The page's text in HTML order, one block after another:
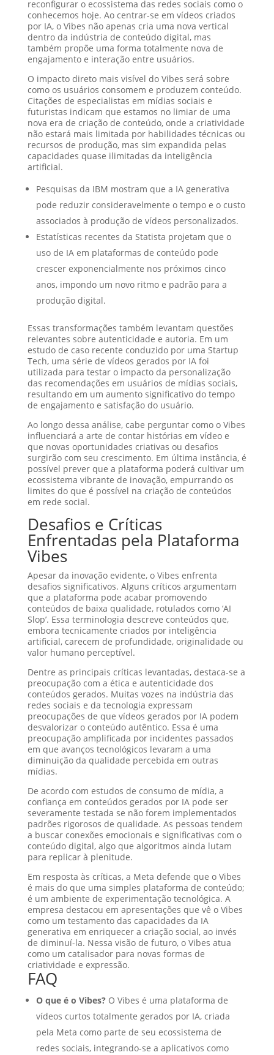
reconfigurar o ecossistema das redes sociais como o
conhecemos hoje. Ao centrar-se em vídeos criados
por IA, o Vibes não apenas cria uma nova vertical
dentro da indústria de conteúdo digital, mas
também propõe uma forma totalmente nova de
engajamento e interação entre usuários.
O impacto direto mais visível do Vibes será sobre
como os usuários consomem e produzem conteúdo.
Citações de especialistas em mídias sociais e
futuristas indicam que estamos no limiar de uma
nova era de criação de conteúdo, onde a criatividade
não estará mais limitada por habilidades técnicas ou
recursos de produção, mas sim expandida pelas
capacidades quase ilimitadas da inteligência
artificial.
Pesquisas da IBM mostram que a IA generativa
pode reduzir consideravelmente o tempo e o custo
associados à produção de vídeos personalizados.
Estatísticas recentes da Statista projetam que o
uso de IA em plataformas de conteúdo pode
crescer exponencialmente nos próximos cinco
anos, impondo um novo ritmo e padrão para a
produção digital.
Essas transformações também levantam questões
relevantes sobre autenticidade e autoria. Em um
estudo de caso recente conduzido por uma Startup
Tech, uma série de vídeos gerados por IA foi
utilizada para testar o impacto da personalização
das recomendações em usuários de mídias sociais,
resultando em um aumento significativo do tempo
de engajamento e satisfação do usuário.
Ao longo dessa análise, cabe perguntar como o Vibes
influenciará a arte de contar histórias em vídeo e
que novas oportunidades criativas ou desafios
surgirão com seu crescimento. Em última instância, é
possível prever que a plataforma poderá cultivar um
ecossistema vibrante de inovação, empurrando os
limites do que é possível na criação de conteúdos
em rede social.
Desafios e Críticas
Enfrentadas pela Plataforma
Vibes
Apesar da inovação evidente, o Vibes enfrenta
desafios significativos. Alguns críticos argumentam
que a plataforma pode acabar promovendo
conteúdos de baixa qualidade, rotulados como ‘AI
Slop’. Essa terminologia descreve conteúdos que,
embora tecnicamente criados por inteligência
artificial, carecem de profundidade, originalidade ou
valor humano perceptível.
Dentre as principais críticas levantadas, destaca-se a
preocupação com a ética e autenticidade dos
conteúdos gerados. Muitas vozes na indústria das
redes sociais e da tecnologia expressam
preocupações de que vídeos gerados por IA podem
desvalorizar o conteúdo autêntico. Essa é uma
preocupação amplificada por incidentes passados
em que avanços tecnológicos levaram a uma
diminuição da qualidade percebida em outras
mídias.
De acordo com estudos de consumo de mídia, a
confiança em conteúdos gerados por IA pode ser
severamente testada se não forem implementados
padrões rigorosos de qualidade. As pessoas tendem
a buscar conexões emocionais e significativas com o
conteúdo digital, algo que algoritmos ainda lutam
para replicar à plenitude.
Em resposta às críticas, a Meta defende que o Vibes
é mais do que uma simples plataforma de conteúdo;
é um ambiente de experimentação tecnológica. A
empresa destacou em apresentações que vê o Vibes
como um testamento das capacidades da IA
generativa em enriquecer a criação social, ao invés
de diminuí-la. Nessa visão de futuro, o Vibes atua
como um catalisador para novas formas de
criatividade e expressão.
FAQ
O que é o Vibes?O Vibes é uma plataforma de
vídeos curtos totalmente gerados por IA, criada
pela Meta como parte de seu ecossistema de
redes sociais, integrando-se a aplicativos como